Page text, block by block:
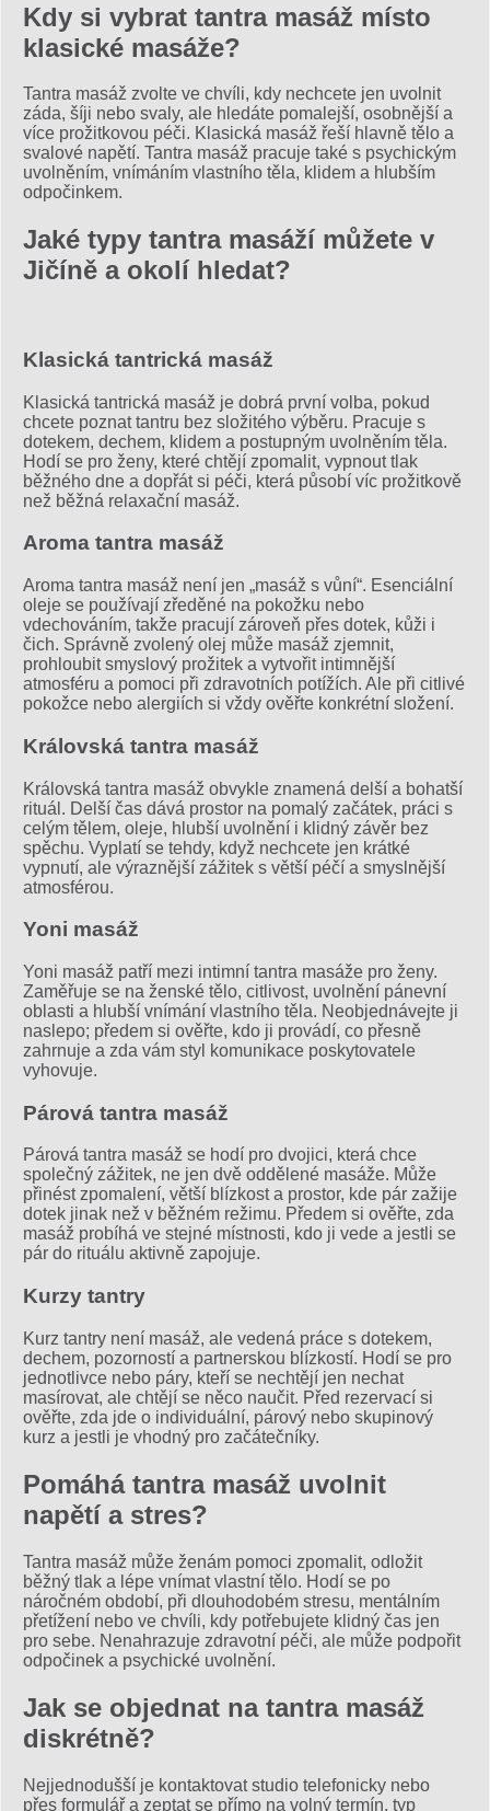
Kdy si vybrat tantra masáž místo
klasické masáže?
Tantra masáž zvolte ve chvíli, kdy nechcete jen uvolnit
záda, šíji nebo svaly, ale hledáte pomalejší, osobnější a
více prožitkovou péči. Klasická masáž řeší hlavně tělo a
svalové napětí. Tantra masáž pracuje také s psychickým
uvolněním, vnímáním vlastního těla, klidem a hlubším
odpočinkem.
Jaké typy tantra masáží můžete v
Jičíně a okolí hledat?
Klasická tantrická masáž
Klasická tantrická masáž je dobrá první volba, pokud
chcete poznat tantru bez složitého výběru. Pracuje s
dotekem, dechem, klidem a postupným uvolněním těla.
Hodí se pro ženy, které chtějí zpomalit, vypnout tlak
běžného dne a dopřát si péči, která působí víc prožitkově
než běžná relaxační masáž.
Aroma tantra masáž
Aroma tantra masáž není jen „masáž s vůní“. Esenciální
oleje se používají zředěné na pokožku nebo
vdechováním, takže pracují zároveň přes dotek, kůži i
čich. Správně zvolený olej může masáž zjemnit,
prohloubit smyslový prožitek a vytvořit intimnější
atmosféru a pomoci při zdravotních potížích. Ale při citlivé
pokožce nebo alergiích si vždy ověřte konkrétní složení.
Královská tantra masáž
Královská tantra masáž obvykle znamená delší a bohatší
rituál. Delší čas dává prostor na pomalý začátek, práci s
celým tělem, oleje, hlubší uvolnění i klidný závěr bez
spěchu. Vyplatí se tehdy, když nechcete jen krátké
vypnutí, ale výraznější zážitek s větší péčí a smyslnější
atmosférou.
Yoni masáž
Yoni masáž patří mezi intimní tantra masáže pro ženy.
Zaměřuje se na ženské tělo, citlivost, uvolnění pánevní
oblasti a hlubší vnímání vlastního těla. Neobjednávejte ji
naslepo; předem si ověřte, kdo ji provádí, co přesně
zahrnuje a zda vám styl komunikace poskytovatele
vyhovuje.
Párová tantra masáž
Párová tantra masáž se hodí pro dvojici, která chce
společný zážitek, ne jen dvě oddělené masáže. Může
přinést zpomalení, větší blízkost a prostor, kde pár zažije
dotek jinak než v běžném režimu. Předem si ověřte, zda
masáž probíhá ve stejné místnosti, kdo ji vede a jestli se
pár do rituálu aktivně zapojuje.
Kurzy tantry
Kurz tantry není masáž, ale vedená práce s dotekem,
dechem, pozorností a partnerskou blízkostí. Hodí se pro
jednotlivce nebo páry, kteří se nechtějí jen nechat
masírovat, ale chtějí se něco naučit. Před rezervací si
ověřte, zda jde o individuální, párový nebo skupinový
kurz a jestli je vhodný pro začátečníky.
Pomáhá tantra masáž uvolnit
napětí a stres?
Tantra masáž může ženám pomoci zpomalit, odložit
běžný tlak a lépe vnímat vlastní tělo. Hodí se po
náročném období, při dlouhodobém stresu, mentálním
přetížení nebo ve chvíli, kdy potřebujete klidný čas jen
pro sebe. Nenahrazuje zdravotní péči, ale může podpořit
odpočinek a psychické uvolnění.
Jak se objednat na tantra masáž
diskrétně?
Nejjednodušší je kontaktovat studio telefonicky nebo
přes formulář a zeptat se přímo na volný termín, typ